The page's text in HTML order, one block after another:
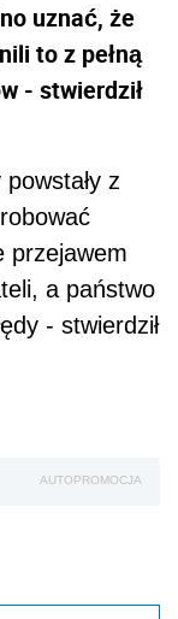
uznać, że
to z pełną
- stwierdził
z
przejawem
a państwo
- stwierdził
AUTOPROMOCJA